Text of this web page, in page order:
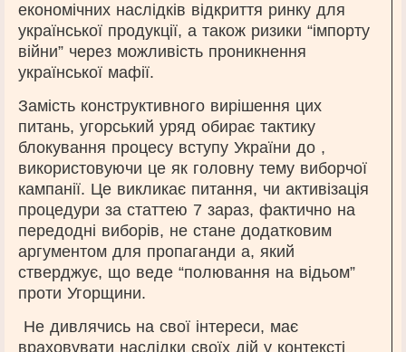
економічних наслідків відкриття ринку для
української продукції, а також ризики “імпорту
війни” через можливість проникнення
української мафії.
Замість конструктивного вирішення цих
питань, угорський уряд обирає тактику
блокування процесу вступу України до ,
використовуючи це як головну тему виборчої
кампанії. Це викликає питання, чи активізація
процедури за статтею 7 зараз, фактично на
передодні виборів, не стане додатковим
аргументом для пропаганди а, який
стверджує, що веде “полювання на відьом”
проти Угорщини.
Не дивлячись на свої інтереси, має
враховувати наслідки своїх дій у контексті